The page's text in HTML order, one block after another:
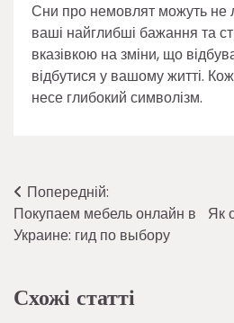
Сни про немовлят можуть не
ваші найглибші бажання та
вказівкою на зміни, що
відбутися у вашому житті.
несе глибокий символізм.
Навігація
записів
Попередній:
Покупаем мебель онлайн в
Украине: гид по выбору
Як
Схожі статті